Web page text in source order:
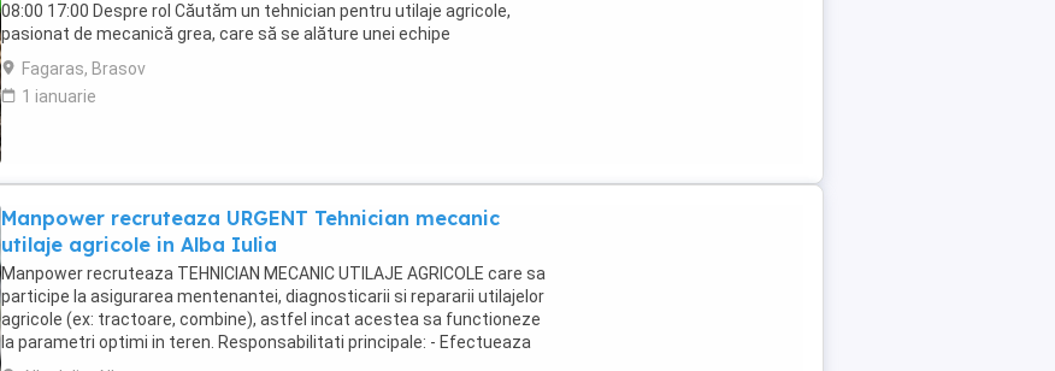
08:00 17:00 Despre rol Căutăm un tehnician pentru utilaje agricole,
pasionat de mecanică grea, care să se alăture unei echipe
internaționale de service. Vei lucra ...
Fagaras, Brasov
1 ianuarie
Manpower recruteaza URGENT Tehnician mecanic
utilaje agricole in Alba Iulia
Manpower recruteaza TEHNICIAN MECANIC UTILAJE AGRICOLE care sa
participe la asigurarea mentenantei, diagnosticarii si repararii utilajelor
agricole (ex: tractoare, combine), astfel incat acestea sa functioneze
la parametri optimi in teren. Responsabilitati principale: - Efectueaza
diagnoza tehnica ...